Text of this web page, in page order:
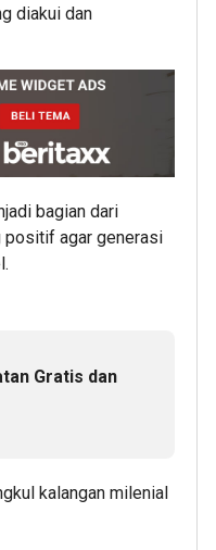
diakui dan
bagian dari
positif agar generasi
Gratis dan
kalangan milenial